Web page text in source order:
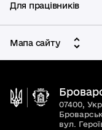
Для працівників
Мапа сайту
07400,
вул.